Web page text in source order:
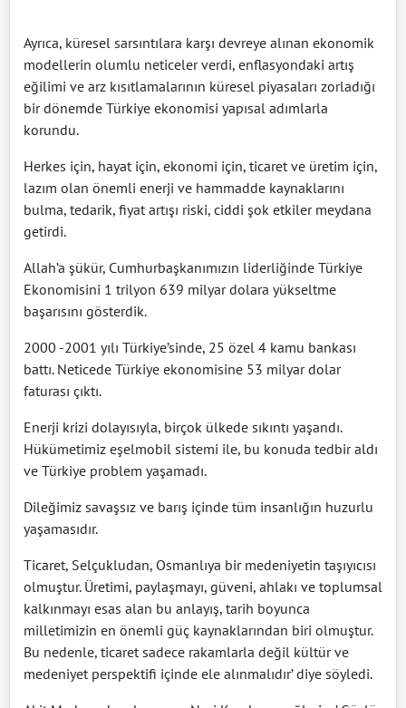
Ayrıca, küresel sarsıntılara karşı devreye alınan ekonomik
modellerin olumlu neticeler verdi, enflasyondaki artış
eğilimi ve arz kısıtlamalarının küresel piyasaları zorladığı
bir dönemde Türkiye ekonomisi yapısal adımlarla
korundu.
Herkes için, hayat için, ekonomi için, ticaret ve üretim için,
lazım olan önemli enerji ve hammadde kaynaklarını
bulma, tedarik, fiyat artışı riski, ciddi şok etkiler meydana
getirdi.
Allah’a şükür, Cumhurbaşkanımızın liderliğinde Türkiye
Ekonomisini 1 trilyon 639 milyar dolara yükseltme
başarısını gösterdik.
2000 -2001 yılı Türkiye’sinde, 25 özel 4 kamu bankası
battı. Neticede Türkiye ekonomisine 53 milyar dolar
faturası çıktı.
Enerji krizi dolayısıyla, birçok ülkede sıkıntı yaşandı.
Hükümetimiz eşelmobil sistemi ile, bu konuda tedbir aldı
ve Türkiye problem yaşamadı.
Dileğimiz savaşsız ve barış içinde tüm insanlığın huzurlu
yaşamasıdır.
Ticaret, Selçukludan, Osmanlıya bir medeniyetin taşıyıcısı
olmuştur. Üretimi, paylaşmayı, güveni, ahlakı ve toplumsal
kalkınmayı esas alan bu anlayış, tarih boyunca
milletimizin en önemli güç kaynaklarından biri olmuştur.
Bu nedenle, ticaret sadece rakamlarla değil kültür ve
medeniyet perspektifi içinde ele alınmalıdır’ diye söyledi.